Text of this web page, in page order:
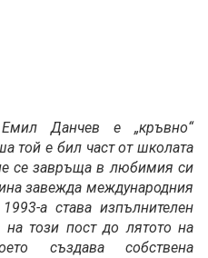
Данчев е „кръвно“
той е бил част от школата
се завръща в любимия си
завежда международния
а става изпълнителен
този пост до лятото на
създава собствена